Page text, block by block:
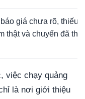
giá chưa rõ, thiếu
thật và chuyến đã
việc chạy quảng
là nơi giới thiệu